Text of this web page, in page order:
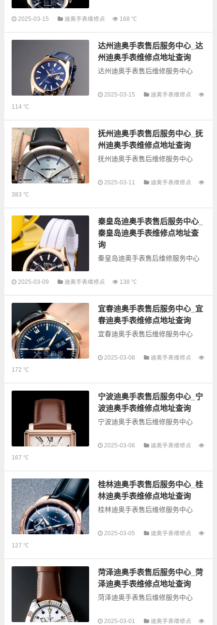
以下是古锋网为您整理的连云港迪
表的故障检测维修，手表保养等业
务，为了享受优...
2025-03-15 迪奥手表维修点 168 ℃
达州迪奥手表售后服务中心_达
州迪奥手表维修点地址查询
达州迪奥手表售后维修服务中心
以下是古锋网为您整理的达州迪奥
的故障检测维修，手表保养等业
务，为了享受优质的...
2025-03-15
迪奥手表维修点
114 ℃
抚州迪奥手表售后服务中心_抚
州迪奥手表维修点地址查询
抚州迪奥手表售后维修服务中心
以下是古锋网为您整理的抚州迪奥
的故障检测维修，手表保养等业
务，为了享受优质的...
2025-03-11
迪奥手表维修点
383 ℃
秦皇岛迪奥手表售后服务中心_
秦皇岛迪奥手表维修点地址查
询
秦皇岛迪奥手表售后维修服务中心
以下是古锋网为您整理的秦皇岛迪
表的故障检测维修，手表保养等业
务，为了享受优...
2025-03-09 迪奥手表维修点 138 ℃
宜春迪奥手表售后服务中心_宜
春迪奥手表维修点地址查询
宜春迪奥手表售后维修服务中心
以下是古锋网为您整理的宜春迪奥
的故障检测维修，手表保养等业
务，为了享受优质的...
2025-03-08
迪奥手表维修点
172 ℃
宁波迪奥手表售后服务中心_宁
波迪奥手表维修点地址查询
宁波迪奥手表售后维修服务中心
以下是古锋网为您整理的宁波迪奥
的故障检测维修，手表保养等业
务，为了享受优质的...
2025-03-06
迪奥手表维修点
167 ℃
桂林迪奥手表售后服务中心_桂
林迪奥手表维修点地址查询
桂林迪奥手表售后维修服务中心
息，可以为您提供迪奥全型号手表
的故障检测维修，手表保养等业
务，为了享受优质...
2025-03-05
迪奥手表维修点
127 ℃
菏泽迪奥手表售后服务中心_菏
泽迪奥手表维修点地址查询
菏泽迪奥手表售后维修服务中心
以下是古锋网为您整理的菏泽迪奥
2025-03-01
迪奥手表维修点